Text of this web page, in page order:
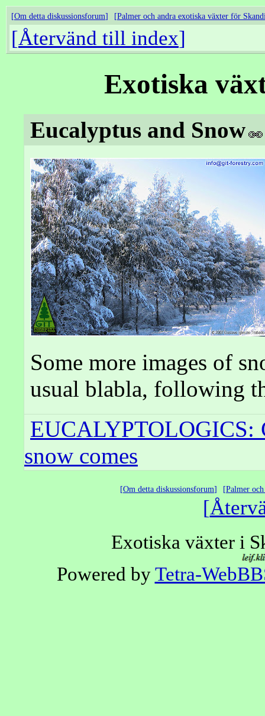
Om detta diskussionsforum Palmer och andra exotiska växter för
Återvänd till index
Exotiska
Eucalyptus and Snow
Some more images of
usual blabla, following
EUCALYPTOLOGICS:
snow comes
Om detta diskussionsforum Palmer
Exotiska växter i
Powered byTetra-